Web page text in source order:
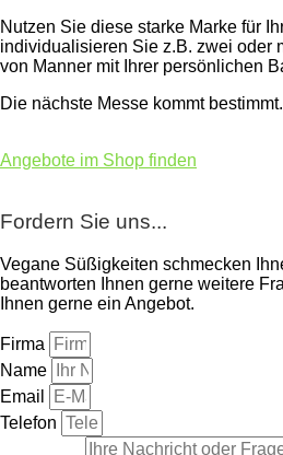
Nutzen Sie diese starke Marke für
individualisieren Sie z.B. zwei oder
von Manner mit Ihrer persönlichen
Die nächste Messe kommt
Angebote im Shop finden
Fordern Sie uns...
Vegane Süßigkeiten schmecken
beantworten Ihnen gerne weitere
Ihnen gerne ein Angebot.
Firma
Name
Email
Telefon